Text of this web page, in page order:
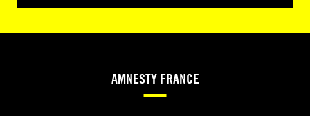
AMNESTY FRANCE